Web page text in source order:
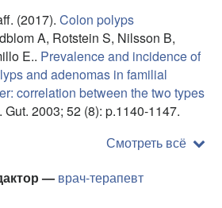
(2017). Colon polyps
A, Rotstein S, Nilsson B,
E.. Prevalence and incidence of
and adenomas in familial
correlation between the two types
. Gut. 2003; 52 (8): p.1140-1147.
Смотреть всё
— врач-терапевт